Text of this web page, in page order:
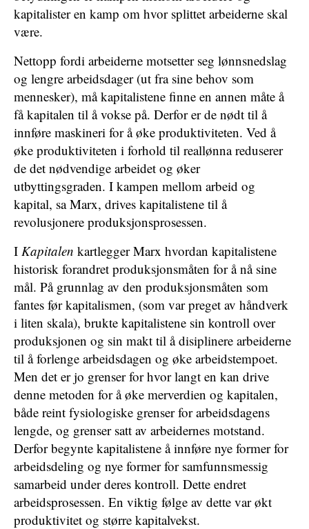
kapitalister en kamp om hvor splittet arbeiderne skal
være.
Nettopp fordi arbeiderne motsetter seg lønnsnedslag
og lengre arbeidsdager (ut fra sine behov som
mennesker), må kapitalistene finne en annen måte å
få kapitalen til å vokse på. Derfor er de nødt til å
innføre maskineri for å øke produktiviteten. Ved å
øke produktiviteten i forhold til reallønna reduserer
de det nødvendige arbeidet og øker
utbyttingsgraden. I kampen mellom arbeid og
kapital, sa Marx, drives kapitalistene til å
revolusjonere produksjonsprosessen.
I Kapitalen kartlegger Marx hvordan kapitalistene
historisk forandret produksjonsmåten for å nå sine
mål. På grunnlag av den produksjonsmåten som
fantes før kapitalismen, (som var preget av håndverk
i liten skala), brukte kapitalistene sin kontroll over
produksjonen og sin makt til å disiplinere arbeiderne
til å forlenge arbeidsdagen og øke arbeidstempoet.
Men det er jo grenser for hvor langt en kan drive
denne metoden for å øke merverdien og kapitalen,
både reint fysiologiske grenser for arbeidsdagens
lengde, og grenser satt av arbeidernes motstand.
Derfor begynte kapitalistene å innføre nye former for
arbeidsdeling og nye former for samfunnsmessig
samarbeid under deres kontroll. Dette endret
arbeidsprosessen. En viktig følge av dette var økt
produktivitet og større kapitalvekst.